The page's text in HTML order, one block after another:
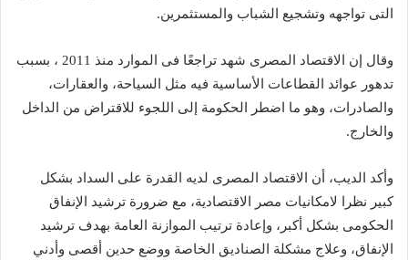
التى تواجهه وتشجيع الشباب والمستثمرين.
وقال إن الاقتصاد المصرى شهد تراجعًا فى الموارد منذ 2011 ، بسبب
تدهور عوائد القطاعات الأساسية فيه مثل السياحة، والعقارات،
والصادرات، وهو ما اضطر الحكومة إلى اللجوء للاقتراض من الداخل
والخارج.
وأكد الديب، أن الاقتصاد المصرى لديه القدرة على السداد بشكل
كبير نظرا لامكانيات مصر الاقتصادية، مع ضرورة ترشيد الإنفاق
الحكومى بشكل أكبر، وإعادة ترتيب الموازنة العامة بهدف ترشيد
الإنفاق، وعلاج مشكلة الصناديق الخاصة ووضع حدين أقصى وأدني